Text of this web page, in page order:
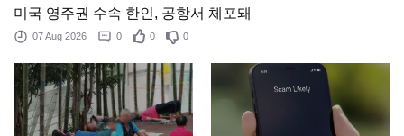
미국 영주권 수속 한인, 공항서 체포돼
07 Aug 2026 0 0 0